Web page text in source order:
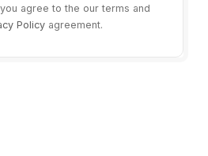
agree to the our terms and
Policyagreement.